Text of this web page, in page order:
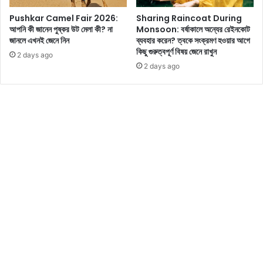
তি
ডি
র
’
ছ
বি
Pushkar Camel Fair 2026:
আপনি কী জানেন পুষ্কর উট মেলা কী? না
জানলে এখনই জেনে নিন
2 days ago
Sharing Raincoat During
Monsoon: বর্ষাকালে অন্যের রেইনকোট
ব্যবহার করেন? ত্বকে সংক্রমণ হওয়ার আগে
কিছু গুরুত্বপূর্ণ বিষয় জেনে রাখুন
2 days ago